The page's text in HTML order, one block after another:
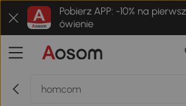
Pobierz APP: -10% na
ówienie